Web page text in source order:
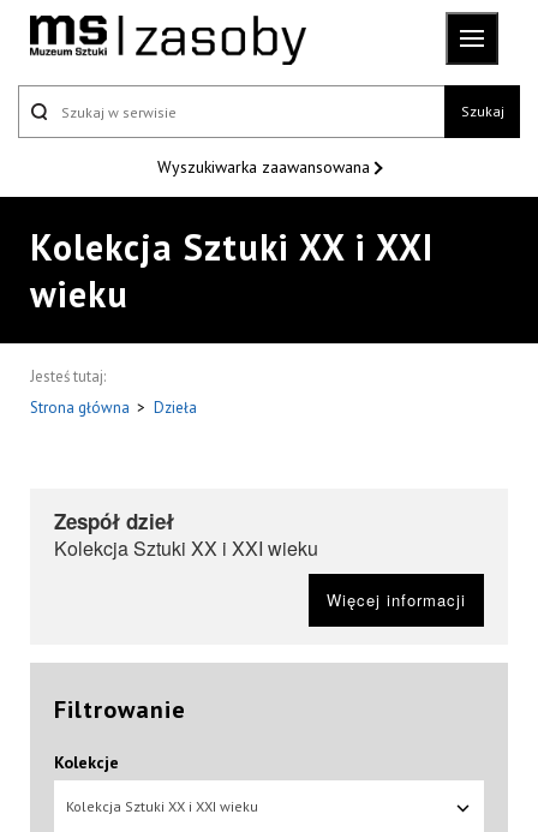
Szukaj
Wyszukiwarka zaawansowana
Kolekcja Sztuki XX i XXI
wieku
Jesteś tutaj:
Strona główna > Dzieła
Zespół dzieł
Kolekcja Sztuki XX i XXI wieku
Więcej informacji
Filtrowanie
Kolekcje
Kolekcja Sztuki XX i XXI wieku